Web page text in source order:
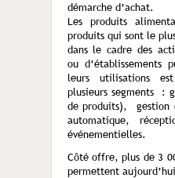
démarche d’achat.
Les produits
produits qui sont le
dans le cadre des
ou d’établissements
leurs utilisations
plusieurs segments :
de produits), gestion
automatique,
événementielles.
Côté offre, plus de 3
permettent